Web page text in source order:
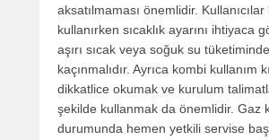
aksatılmaması önemlidir.
kullanırken sıcaklık ayarını ihtiyaca
aşırı sıcak veya soğuk su
kaçınmalıdır. Ayrıca kombi kullanım
dikkatlice okumak ve kurulum
şekilde kullanmak da önemlidir. Gaz
durumunda hemen yetkili servise